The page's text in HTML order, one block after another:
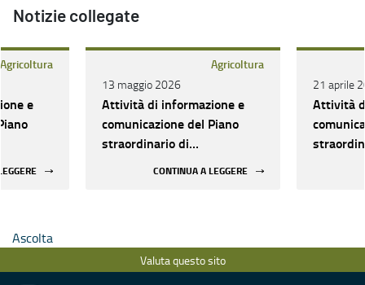
Notizie collegate
Agricoltura
e
Agricoltura
13 maggio 2026
Attività di informazione e
comunicazione del Piano
straordinario di
CONTINUA A LEGGERE
21 aprile
Attività
Ascolta
Valuta questo sito